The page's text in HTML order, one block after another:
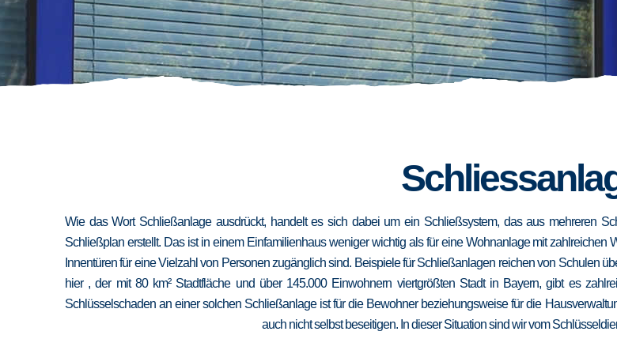
Wie das Wort Schließanlage ausdrückt, handelt es sich dabei um ein Schließsystem, das aus mehreren
Schließplan erstellt. Das ist in einem Einfamilienhaus weniger wichtig als für eine Wohnanlage mit
Innentüren für eine Vielzahl von Personen zugänglich sind. Beispiele für Schließanlagen reichen von Schulen
hier , der mit 80 km² Stadtfläche und über 145.000 Einwohnern viertgrößten Stadt in Bayern, gibt es
Schlüsselschaden an einer solchen Schließanlage ist für die Bewohner beziehungsweise für die
auch nicht selbst beseitigen. In dieser Situation sind wir vom